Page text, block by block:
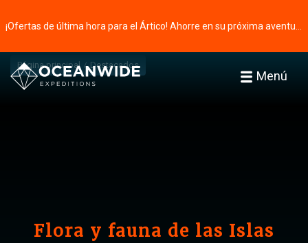
Menú
Página principal Destacados
Flora y fauna de las Islas